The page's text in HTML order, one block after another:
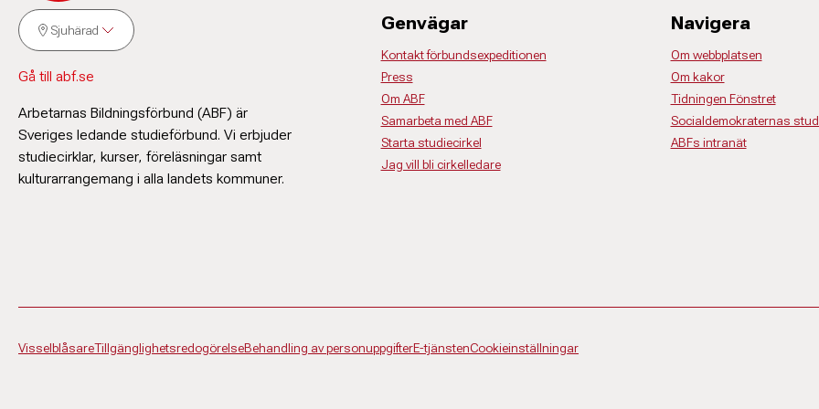
Sjuhärad
Gå till abf.se
Arbetarnas Bildningsförbund (ABF) är
Sveriges ledande studieförbund. Vi erbjuder
studiecirklar, kurser, föreläsningar samt
kulturarrangemang i alla landets kommuner.
Genvägar
Kontakt förbundsexpeditionen
Press
Om ABF
Samarbeta med ABF
Starta studiecirkel
Jag vill bli cirkelledare
Navigera
Om webbplatsen
Om kakor
Tidningen Fönstret
Socialdemokraternas
ABFs intranät
VisselblåsareTillgänglighetsredogörelseBehandling av personuppgifterE-tjänstenCookieinställningar